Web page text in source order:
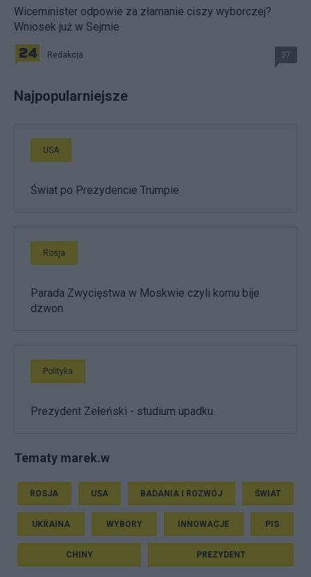
Wiceminister odpowie za złamanie ciszy wyborczej?
Wniosek już w Sejmie
Redakcja 37
Najpopularniejsze
USA
Świat po Prezydencie Trumpie
Rosja
Parada Zwycięstwa w Moskwie czyli komu bije
dzwon
Polityka
Prezydent Zełeński - studium upadku
Tematy marek.w
ROSJA USA BADANIA I ROZWÓJ ŚWIAT
UKRAINA WYBORY INNOWACJE PIS
CHINY PREZYDENT